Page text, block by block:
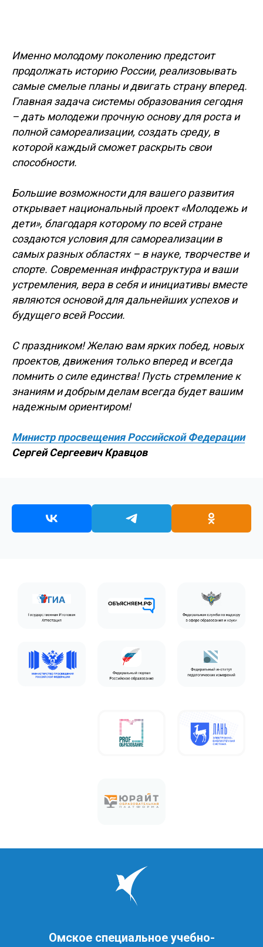
Именно молодому поколению предстоит
продолжать историю России, реализовывать
самые смелые планы и двигать страну вперед.
Главная задача системы образования сегодня
– дать молодежи прочную основу для роста и
полной самореализации, создать среду, в
которой каждый сможет раскрыть свои
способности.
Большие возможности для вашего развития
открывает национальный проект «Молодежь и
дети», благодаря которому по всей стране
создаются условия для самореализации в
самых разных областях – в науке, творчестве и
спорте. Современная инфраструктура и ваши
устремления, вера в себя и инициативы вместе
являются основой для дальнейших успехов и
будущего всей России.
С праздником! Желаю вам ярких побед, новых
проектов, движения только вперед и всегда
помнить о силе единства! Пусть стремление к
знаниям и добрым делам всегда будет вашим
надежным ориентиром!
Министр просвещения Российской Федерации
Сергей Сергеевич Кравцов
Омское специальное учебно-